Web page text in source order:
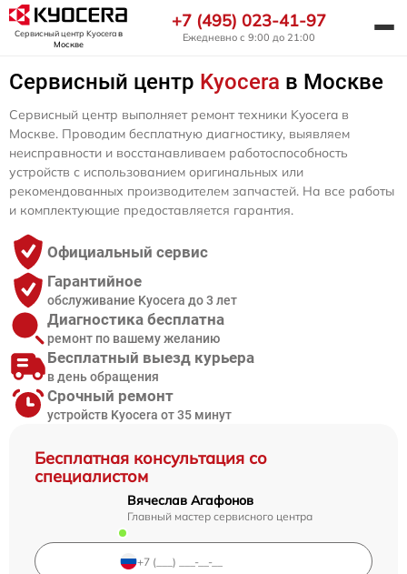
Сервисный центр Kyoceraв
Москве
+7 (495) 023-41-97
Ежедневно с 9:00 до 21:00
Сервисный центр Kyocera в Москве
Бесплатная консультация со
специалистом
Вячеслав Агафонов
Главный мастер сервисного центра
Сервисный центр выполняет ремонт техники Kyocera в
Москве. Проводим бесплатную диагностику, выявляем
неисправности и восстанавливаем работоспособность
устройств с использованием оригинальных или
рекомендованных производителем запчастей. На все работы
и комплектующие предоставляется гарантия.
Официальный сервис
Гарантийное
обслуживание Kyocera до 3 лет
Диагностика бесплатна
ремонт по вашему желанию
Бесплатный выезд курьера
в день обращения
Срочный ремонт
устройств Kyocera от 35 минут